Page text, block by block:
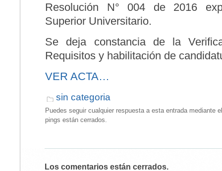
Resolución N° 004 de 2016
Superior Universitario.
Se deja constancia de la
Requisitos y habilitación de
VER ACTA…
sin categoria
Puedes seguir cualquier respuesta a esta entrada mediante
pings están cerrados.
Los comentarios están cerrados.